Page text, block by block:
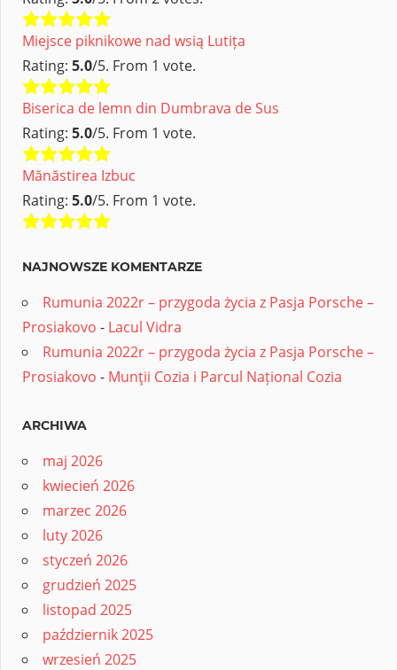
Miejsce piknikowe nad wsią Lutița
Rating: 5.0/5. From 1 vote.
Biserica de lemn din Dumbrava de Sus
Rating: 5.0/5. From 1 vote.
Mănăstirea Izbuc
Rating: 5.0/5. From 1 vote.
NAJNOWSZE KOMENTARZE
Rumunia 2022r – przygoda życia z Pasja Porsche –
Prosiakovo - Lacul Vidra
Rumunia 2022r – przygoda życia z Pasja Porsche –
Prosiakovo - Munţii Cozia i Parcul Național Cozia
ARCHIWA
maj 2026
kwiecień 2026
marzec 2026
luty 2026
styczeń 2026
grudzień 2025
listopad 2025
październik 2025
wrzesień 2025